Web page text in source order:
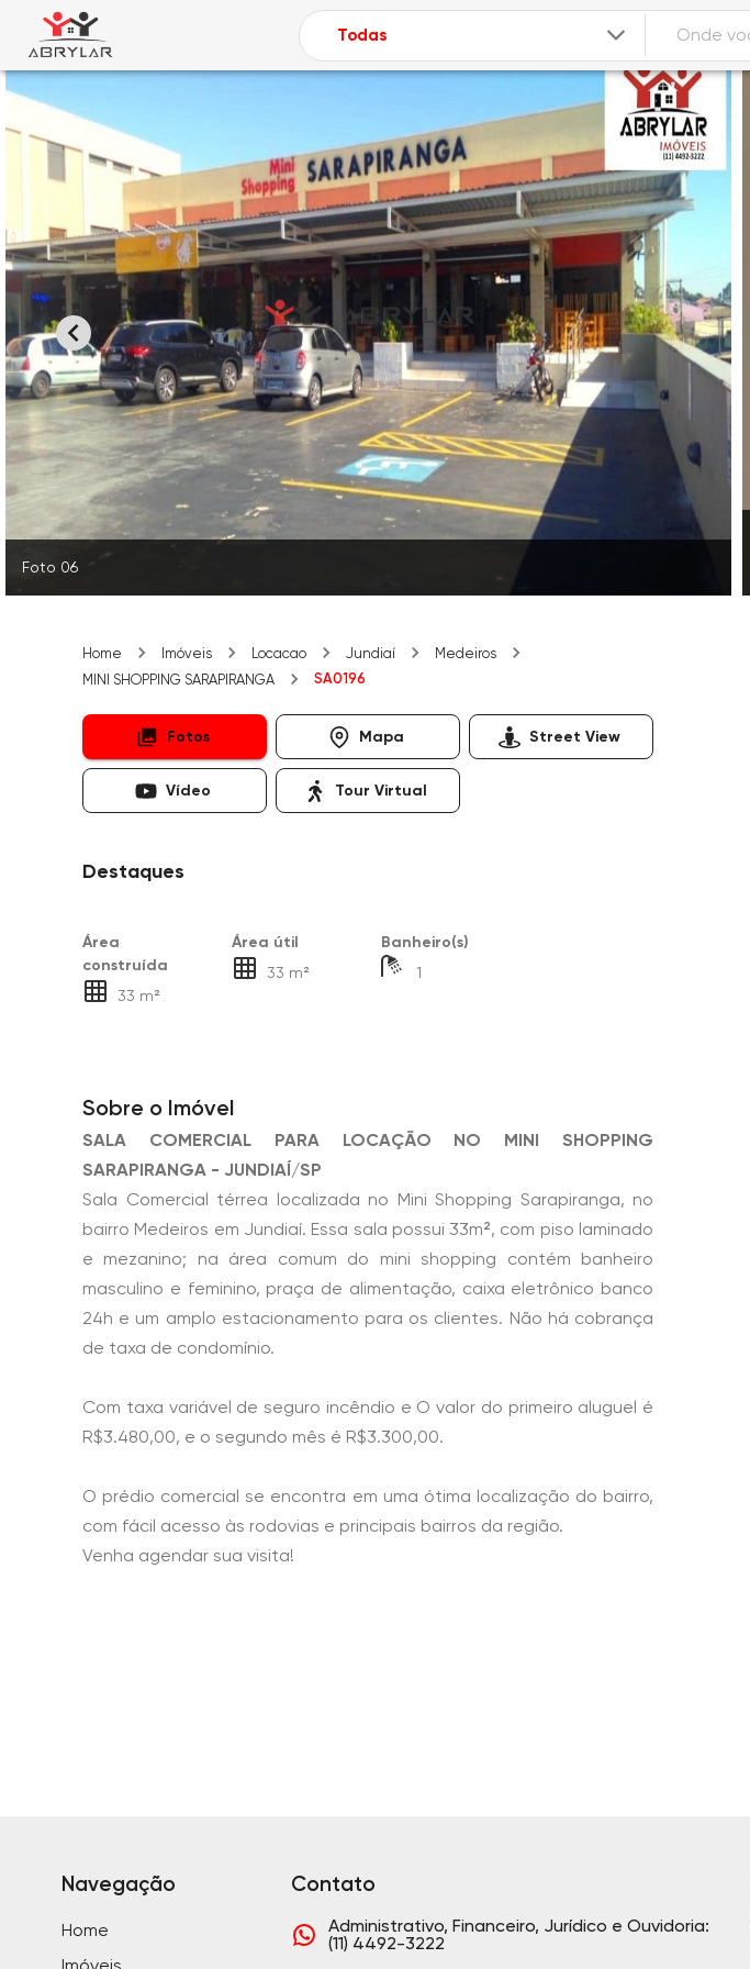
Foto 06
Home Imóveis Locacao Jundiaí
Medeiros
MINI SHOPPING SARAPIRANGA
SA0196
Fotos Mapa Street View
Vídeo Tour Virtual
Destaques
Área
construída
33 m²
Área útil
33 m²
Banheiro(s)
1
Sobre o Imóvel
SALA COMERCIAL PARA LOCAÇÃO NO MINI SHOPPING
SARAPIRANGA - JUNDIAÍ/SP
Sala Comercial térrea localizada no Mini Shopping Sarapiranga, no
bairro Medeiros em Jundiaí. Essa sala possui 33m², com piso laminado
e mezanino; na área comum do mini shopping contém banheiro
masculino e feminino, praça de alimentação, caixa eletrônico banco
24h e um amplo estacionamento para os clientes. Não há cobrança
de taxa de condomínio.
Com taxa variável de seguro incêndio e O valor do primeiro aluguel é
R$3.480,00, e o segundo mês é R$3.300,00.
O prédio comercial se encontra em uma ótima localização do bairro,
com fácil acesso às rodovias e principais bairros da região.
Venha agendar sua visita!
Navegação
Home
Contato
Administrativo, Financeiro, Jurídico e Ouvidoria:
(11) 4492-3222